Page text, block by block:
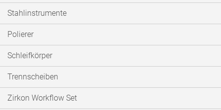
Stahlinstrumente
Polierer
Schleifkörper
Trennscheiben
Zirkon Workflow Set